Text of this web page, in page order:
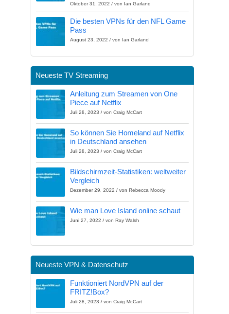
Oktober 31, 2022 / von Ian Garland
Die besten VPNs für den NFL Game
Pass
August 23, 2022 / von Ian Garland
Neueste TV Streaming
Anleitung zum Streamen von One
Piece auf Netflix
Juli 28, 2023 / von Craig McCart
So können Sie Homeland auf Netflix
in Deutschland ansehen
Juli 28, 2023 / von Craig McCart
Bildschirmzeit-Statistiken: weltweiter
Vergleich
Dezember 29, 2022 / von Rebecca Moody
Wie man Love Island online schaut
Juni 27, 2022 / von Ray Walsh
Neueste VPN & Datenschutz
Funktioniert NordVPN auf der
FRITZ!Box?
Juli 28, 2023 / von Craig McCart